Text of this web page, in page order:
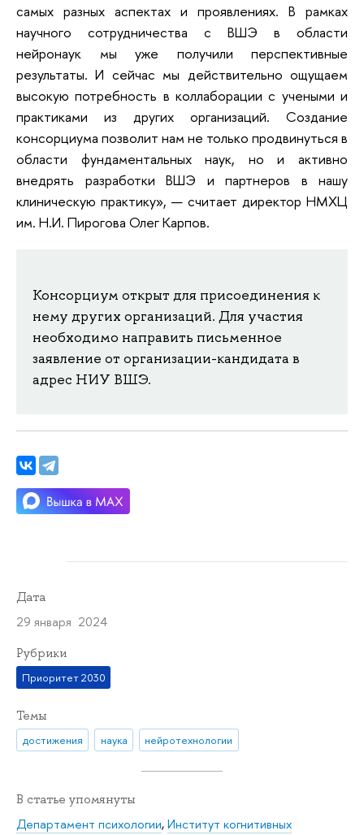
самых разных аспектах и проявлениях. В рамках
научного сотрудничества с ВШЭ в области
нейронаук мы уже получили перспективные
результаты. И сейчас мы действительно ощущаем
высокую потребность в коллаборации с учеными и
практиками из других организаций. Создание
консорциума позволит нам не только продвинуться в
области фундаментальных наук, но и активно
внедрять разработки ВШЭ и партнеров в нашу
клиническую практику», — считает директор НМХЦ
им. Н.И. Пирогова Олег Карпов.
Консорциум открыт для присоединения к
нему других организаций. Для участия
необходимо направить письменное
заявление от организации-кандидата в
адрес НИУ ВШЭ.
Дата
29 января 2024
Рубрики
Приоритет 2030
Темы
достижения наука нейротехнологии
В статье упомянуты
Департамент психологии,Институт когнитивных